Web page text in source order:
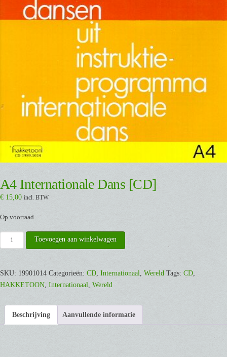
A4 Internationale Dans [CD]
€ 15,00 incl. BTW
Op voorraad
Internationale
[CD]
aantal
Toevoegen aan winkelwagen
SKU: 19901014 Categorieën: CD, Internationaal, Wereld Tags: CD,
HAKKETOON, Internationaal, Wereld
Beschrijving Aanvullende informatie